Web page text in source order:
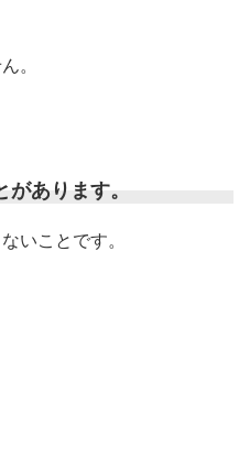
。
あります。
いことです。